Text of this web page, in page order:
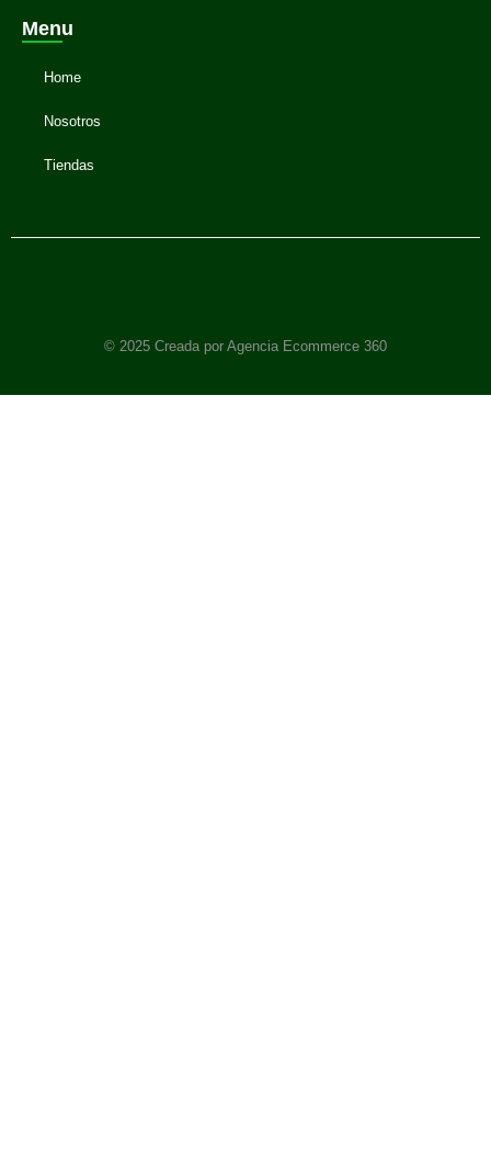
Menu
Home
Nosotros
Tiendas
© 2025 Creada por Agencia Ecommerce 360